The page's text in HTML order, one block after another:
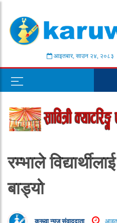
आइतबार, साउन २४, २०८३
रम्भाले
बाड्यो
करूवा न्यूज संवाददाता